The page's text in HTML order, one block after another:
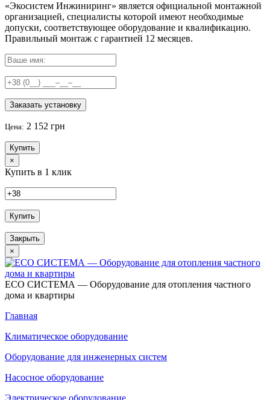
«Экосистем Инжиниринг» является официальной монтажной
организацией, специалисты которой имеют необходимые
допуски, соответствующее оборудование и квалификацию.
Правильный монтаж с гарантией 12 месяцев.
Заказать установку
Цена: 2 152 грн
Купить
×
Купить в 1 клик
Купить
Закрыть
×
ECO СИСТЕМА — Оборудование для отопления частного
дома и квартиры
Главная
Климатическое оборудование
Оборудование для инженерных систем
Насосное оборудование